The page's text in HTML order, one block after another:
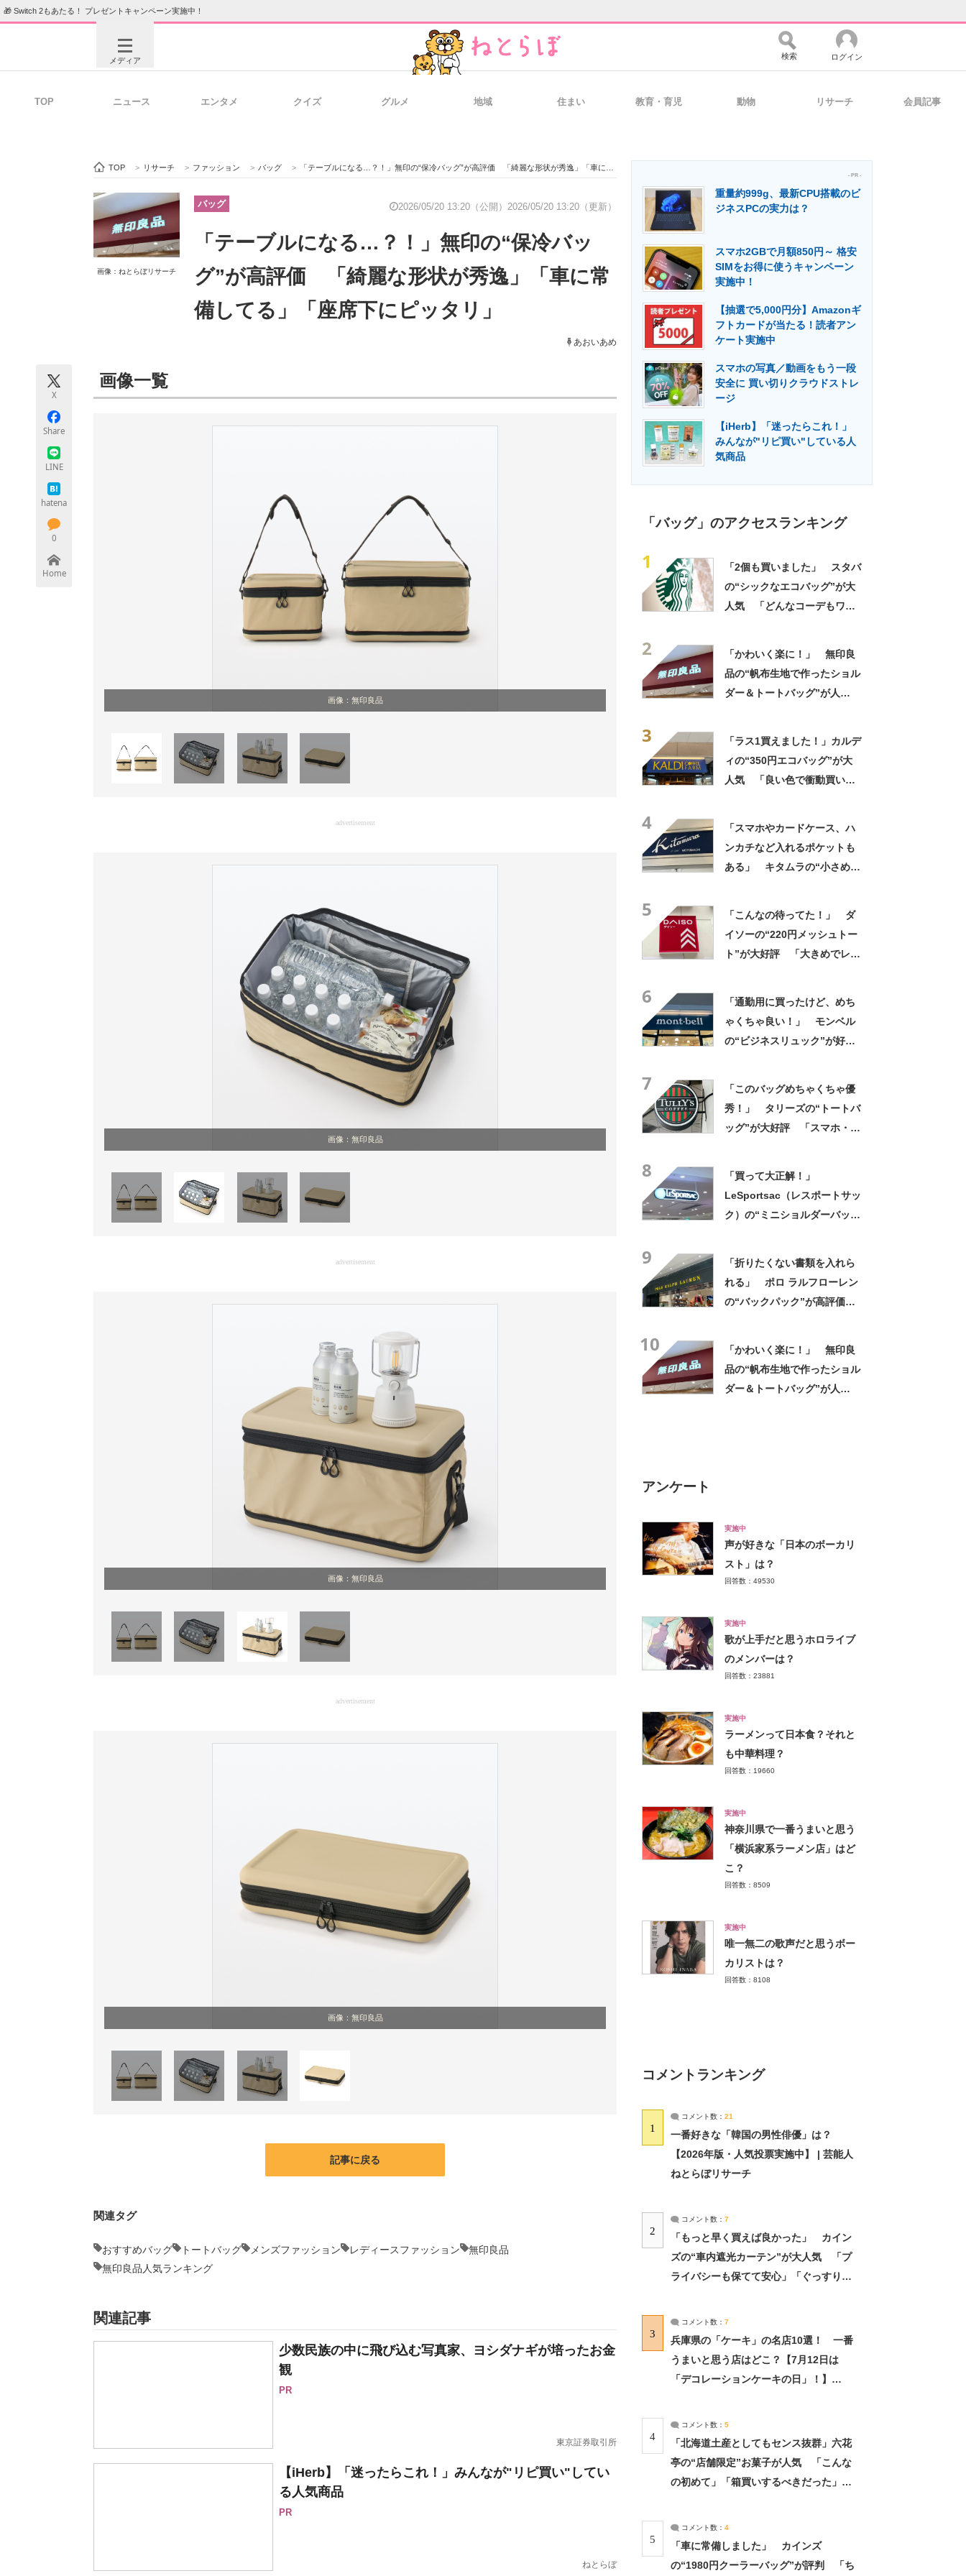
🎁 Switch 2もあたる！ プレゼントキャンペーン実施中！
メディア
ビジネスと働き方のヒント 経営リーダーのコミュニティ マーケ×ITの今がよく分かる
IT製品の技術・比較・事例 製造業のIT導入・活用を支援
エネルギーの専門メディア 建設×テクノロジーの最前線
ちょっと気になるネットの話題
検索 ログイン
TOP ニュース エンタメ クイズ グルメ 地域 住まい 教育・育児 動物 リサーチ 会員記事
TOP > リサーチ > ファッション > バッグ > 「テーブルになる…？！」無印の“保冷バッグ”が高評価 「綺麗な形状が秀逸」「車に常備してる」「座席下にピッタリ」
画像：ねとらぼリサーチ
バッグ 2026/05/20 13:20（公開） 2026/05/20 13:20（更新）
「テーブルになる…？！」無印の“保冷バッ
グ”が高評価 「綺麗な形状が秀逸」「車に常
備してる」「座席下にピッタリ」
あおいあめ
X
Share
LINE
hatena
0
Home
画像一覧
画像：無印良品
advertisement
画像：無印良品
advertisement
画像：無印良品
advertisement
画像：無印良品
記事に戻る
関連タグ
おすすめバッグ トートバッグ メンズファッション レディースファッション
無印良品
無印良品人気ランキング
関連記事
少数民族の中に飛び込む写真家、ヨシダナギが培ったお金
観
PR
東京証券取引所
【iHerb】「迷ったらこれ！」みんなが"リピ買い"してい
る人気商品
PR
ねとらぼ
- PR -
重量約999g、最新CPU搭載のビ
ジネスPCの実力は？
スマホ2GBで月額850円～ 格安
SIMをお得に使うキャンペーン
実施中！
【抽選で5,000円分】Amazonギ
フトカードが当たる！読者アン
ケート実施中
スマホの写真／動画をもう一段
安全に 買い切りクラウドストレ
ージ
【iHerb】「迷ったらこれ！」
みんなが"リピ買い"している人
気商品
「バッグ」のアクセスランキング
1
「2個も買いました」 スタバ
の“シックなエコバッグ”が大
人気 「どんなコーデもワン
2
「かわいく楽に！」 無印良
品の“帆布生地で作ったショル
ダー＆トートバッグ”が人
3
「ラス1買えました！」カルデ
ィの“350円エコバッグ”が大
人気 「良い色で衝動買い」
4
「スマホやカードケース、ハ
ンカチなど入れるポケットも
ある」 キタムラの“小さめシ
5
「こんなの待ってた！」 ダ
イソーの“220円メッシュトー
ト”が大好評 「大きめでレジ
6
「通勤用に買ったけど、めち
ゃくちゃ良い！」 モンベル
の“ビジネスリュック”が好
7
「このバッグめちゃくちゃ優
秀！」 タリーズの“トートバ
ッグ”が大好評 「スマホ・財
8
「買って大正解！」
LeSportsac（レスポートサッ
ク）の“ミニショルダーバッ
9
「折りたくない書類を入れら
れる」 ポロ ラルフローレン
の“バックパック”が高評価
10
「かわいく楽に！」 無印良
品の“帆布生地で作ったショル
ダー＆トートバッグ”が人
アンケート
実施中
声が好きな「日本のボーカリ
スト」は？
回答数：49530
実施中
歌が上手だと思うホロライブ
のメンバーは？
回答数：23881
実施中
ラーメンって日本食？それと
も中華料理？
回答数：19660
実施中
神奈川県で一番うまいと思う
「横浜家系ラーメン店」はど
こ？
回答数：8509
実施中
唯一無二の歌声だと思うボー
カリストは？
回答数：8108
コメントランキング
1
コメント数： 21
一番好きな「韓国の男性俳優」は？
【2026年版・人気投票実施中】 | 芸能人
ねとらぼリサーチ
2
コメント数： 7
「もっと早く買えば良かった」 カイン
ズの“車内遮光カーテン”が大人気 「プ
ライバシーも保てて安心」「ぐっすり眠
3
コメント数： 7
兵庫県の「ケーキ」の名店10選！ 一番
うまいと思う店はどこ？【7月12日は
「デコレーションケーキの日」！】
4
コメント数： 5
「北海道土産としてもセンス抜群」六花
亭の“店舗限定”お菓子が人気 「こんな
の初めて」「箱買いするべきだった」
5
コメント数： 4
「車に常備しました」 カインズ
の“1980円クーラーバッグ”が評判 「ち